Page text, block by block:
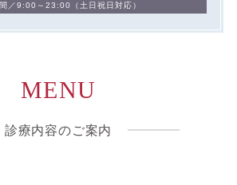
／9:00～23:00（土日祝日対応）
MENU
診療内容のご案内